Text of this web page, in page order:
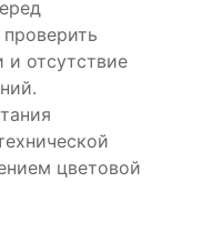
и отсутствие
цветовой